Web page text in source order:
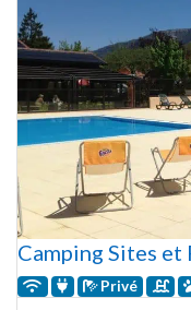
Camping Sites et
Privé